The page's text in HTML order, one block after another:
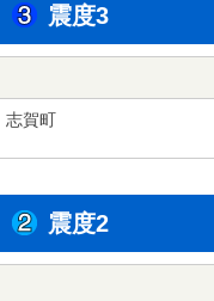
震度3
志賀町
震度2